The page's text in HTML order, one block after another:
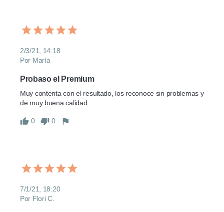
2/3/21, 14:18
Por María
Probaso el Premium
Muy contenta con el resultado, los reconoce sin problemas y
de muy buena calidad
0 0
7/1/21, 18:20
Por Flori C.